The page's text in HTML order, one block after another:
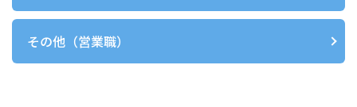
その他（営業職）